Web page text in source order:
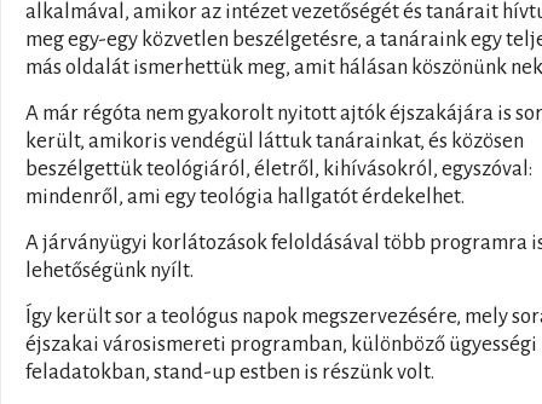
alkalmával, amikor az intézet vezetőségét és tanárait
meg egy-egy közvetlen beszélgetésre, a tanáraink egy
más oldalát ismerhettük meg, amit hálásan köszönünk
A már régóta nem gyakorolt nyitott ajtók éjszakájára is sor
került, amikoris vendégül láttuk tanárainkat, és közösen
beszélgettük teológiáról, életről, kihívásokról, egyszóval:
mindenről, ami egy teológia hallgatót érdekelhet.
A járványügyi korlátozások feloldásával több programra
lehetőségünk nyílt.
Így került sor a teológus napok megszervezésére, mely
éjszakai városismereti programban, különböző ügyességi
feladatokban, stand-up estben is részünk volt.